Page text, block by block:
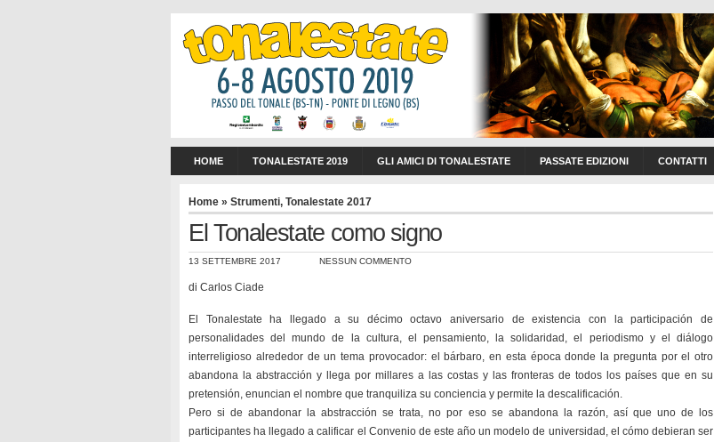
HOME TONALESTATE 2019 GLI AMICI DI TONALESTATE PASSATE EDIZIONI CONTATTI
Home » Strumenti, Tonalestate 2017
El Tonalestate como signo
13 SETTEMBRE 2017 NESSUN COMMENTO
di Carlos Ciade
El Tonalestate ha llegado a su décimo octavo aniversario de existencia con la participación de
personalidades del mundo de la cultura, el pensamiento, la solidaridad, el periodismo y el diálogo
interreligioso alrededor de un tema provocador: el bárbaro, en esta época donde la pregunta por el otro
abandona la abstracción y llega por millares a las costas y las fronteras de todos los países que en su
pretensión, enuncian el nombre que tranquiliza su conciencia y permite la descalificación.
Pero si de abandonar la abstracción se trata, no por eso se abandona la razón, así que uno de los
participantes ha llegado a calificar el Convenio de este año un modelo de universidad, el cómo debieran ser